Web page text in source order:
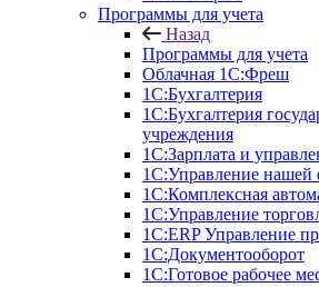
Программы для учета
Назад
Программы для учета
Облачная 1С:Фреш
1С:Бухгалтерия
1С:Бухгалтерия
учреждения
1С:Зарплата и
1С:Управление нашей
1С:Комплексная
1С:Управление
1С:ERP Управление
1С:Документооборот
1C:Готовое рабочее